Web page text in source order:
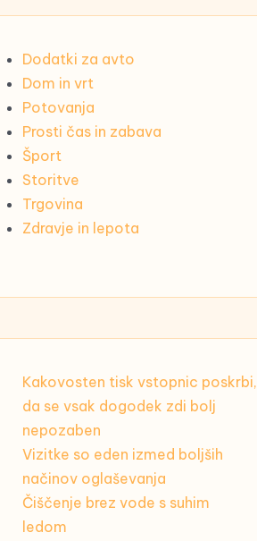
Dodatki za avto
Dom in vrt
Potovanja
Prosti čas in zabava
Šport
Storitve
Trgovina
Zdravje in lepota
Kakovosten tisk vstopnic poskrbi,
da se vsak dogodek zdi bolj
nepozaben
Vizitke so eden izmed boljših
načinov oglaševanja
Čiščenje brez vode s suhim
ledom